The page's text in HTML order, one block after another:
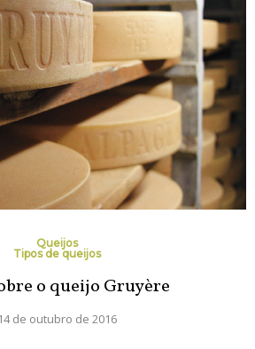
Queijos
Tipos de queijos
o queijo Gruyère
14 de outubro de 2016